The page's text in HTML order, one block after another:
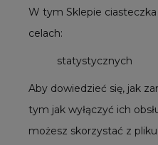
W tym Sklepie
celach:
statystycznych
Aby dowiedzieć się, jak
tym jak wyłączyć ich
możesz skorzystać z